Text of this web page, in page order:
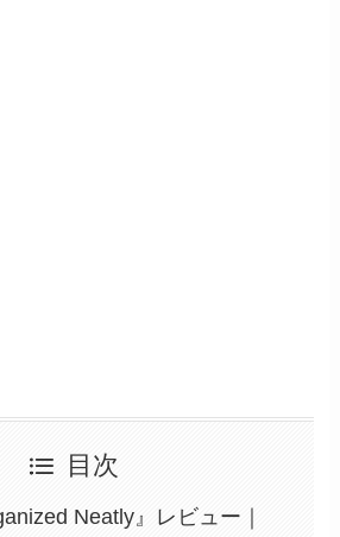
目次
Neatly』レビュー｜